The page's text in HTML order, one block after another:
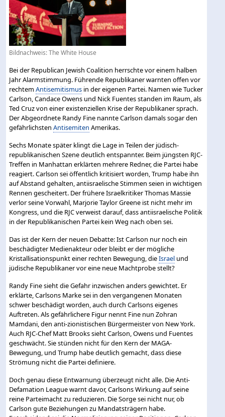
Bildnachweis: The White House
Bei der Republican Jewish Coalition herrschte vor einem halben
Jahr Alarmstimmung. Führende Republikaner warnten offen vor
rechtemAntisemitismus in der eigenen Partei. Namen wie Tucker
Carlson, Candace Owens und Nick Fuentes standen im Raum, als
Ted Cruz von einer existenziellen Krise der Republikaner sprach.
Der Abgeordnete Randy Fine nannte Carlson damals sogar den
gefährlichstenAntisemiten Amerikas.
Sechs Monate später klingt die Lage in Teilen der jüdisch-
republikanischen Szene deutlich entspannter. Beim jüngsten RJC-
Treffen in Manhattan erklärten mehrere Redner, die Partei habe
reagiert. Carlson sei öffentlich kritisiert worden, Trump habe ihn
auf Abstand gehalten, antiisraelische Stimmen seien in wichtigen
Rennen gescheitert. Der frühere Israelkritiker Thomas Massie
verlor seine Vorwahl, Marjorie Taylor Greene ist nicht mehr im
Kongress, und die RJC verweist darauf, dass antiisraelische Politik
in der Republikanischen Partei kein Weg nach oben sei.
Das ist der Kern der neuen Debatte: Ist Carlson nur noch ein
beschädigter Medienakteur oder bleibt er der mögliche
Kristallisationspunkt einer rechten Bewegung, dieIsrael und
jüdische Republikaner vor eine neue Machtprobe stellt?
Randy Fine sieht die Gefahr inzwischen anders gewichtet. Er
erklärte, Carlsons Marke sei in den vergangenen Monaten
schwer beschädigt worden, auch durch Carlsons eigenes
Auftreten. Als gefährlichere Figur nennt Fine nun Zohran
Mamdani, den anti-zionistischen Bürgermeister von New York.
Auch RJC-Chef Matt Brooks sieht Carlson, Owens und Fuentes
geschwächt. Sie stünden nicht für den Kern der MAGA-
Bewegung, und Trump habe deutlich gemacht, dass diese
Strömung nicht die Partei definiere.
Doch genau diese Entwarnung überzeugt nicht alle. Die Anti-
Defamation League warnt davor, Carlsons Wirkung auf seine
reine Parteimacht zu reduzieren. Die Sorge sei nicht nur, ob
Carlson gute Beziehungen zu Mandatsträgern habe.